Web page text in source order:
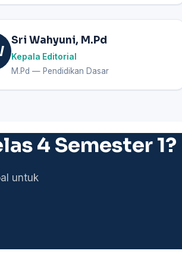
Sri Wahyuni, M.Pd
Kepala Editorial
M.Pd — Pendidikan Dasar
4 Semester 1?
untuk